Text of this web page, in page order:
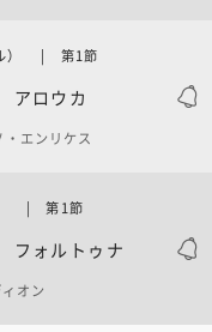
アロウカ
ル） | 第1節
エンリケス
フォルトゥナ
） | 第1節
オン